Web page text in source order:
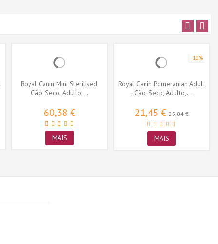
Royal Canin Mini Sterilised,
Cão, Seco, Adulto,...
60,38 €
MAIS
-10%
Royal Canin Pomeranian Adult
, Cão, Seco, Adulto,...
21,45 €23,84 €
MAIS